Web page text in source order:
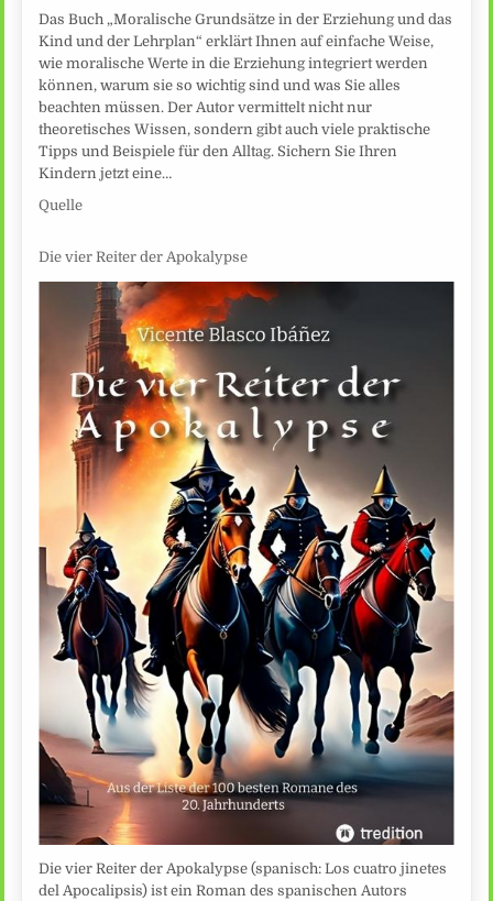
Das Buch „Moralische Grundsätze in der Erziehung und das
Kind und der Lehrplan“ erklärt Ihnen auf einfache Weise,
wie moralische Werte in die Erziehung integriert werden
können, warum sie so wichtig sind und was Sie alles
beachten müssen. Der Autor vermittelt nicht nur
theoretisches Wissen, sondern gibt auch viele praktische
Tipps und Beispiele für den Alltag. Sichern Sie Ihren
Kindern jetzt eine…
Quelle
Die vier Reiter der Apokalypse
Die vier Reiter der Apokalypse (spanisch: Los cuatro jinetes
del Apocalipsis) ist ein Roman des spanischen Autors